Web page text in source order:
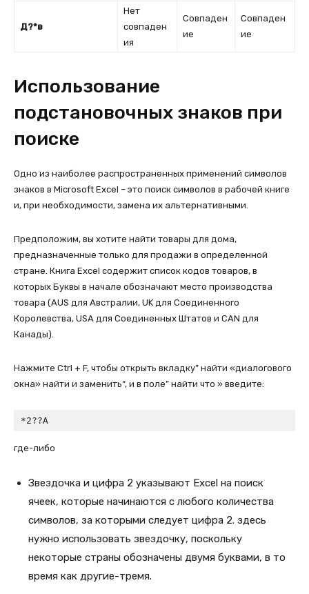
Д?*в
Нет
совпаден
ия
Совпаден
ие
Совпаден
ие
Использование
подстановочных знаков при
поиске
Одно из наиболее распространенных применений символов
знаков в Microsoft Excel – это поиск символов в рабочей книге
и, при необходимости, замена их альтернативными.
Предположим, вы хотите найти товары для дома,
предназначенные только для продажи в определенной
стране. Книга Excel содержит список кодов товаров, в
которых Буквы в начале обозначают место производства
товара (AUS для Австралии, UK для Соединенного
Королевства, USA для Соединенных Штатов и CAN для
Канады).
Нажмите Ctrl + F, чтобы открыть вкладку” найти «диалогового
окна» найти и заменить“, и в поле” найти что » введите:
*2??A
где-либо
Звездочка и цифра 2 указывают Excel на поиск
ячеек, которые начинаются с любого количества
символов, за которыми следует цифра 2. здесь
нужно использовать звездочку, поскольку
некоторые страны обозначены двумя буквами, в то
время как другие-тремя.